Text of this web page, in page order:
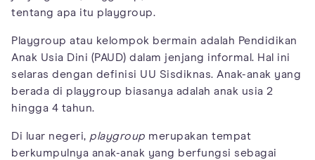
tentang apa itu playgroup.
Playgroup atau kelompok bermain adalah Pendidikan
Anak Usia Dini (PAUD) dalam jenjang informal. Hal ini
selaras dengan definisi UU Sisdiknas. Anak-anak yang
berada di playgroup biasanya adalah anak usia 2
hingga 4 tahun.
Di luar negeri, playgroup merupakan tempat
berkumpulnya anak-anak yang berfungsi sebagai